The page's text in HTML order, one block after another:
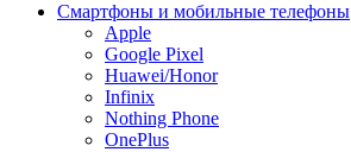
Смартфоны и мобильные телефоны
Apple
Google Pixel
Huawei/Honor
Infinix
Nothing Phone
OnePlus